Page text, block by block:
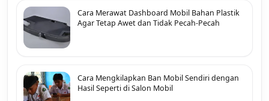
Cara Merawat Dashboard Mobil Bahan Plastik
Agar Tetap Awet dan Tidak Pecah-Pecah
Cara Mengkilapkan Ban Mobil Sendiri dengan
Hasil Seperti di Salon Mobil